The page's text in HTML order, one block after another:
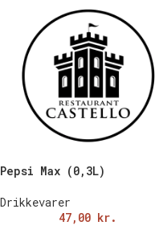
Pepsi Max (0,3L)
Drikkevarer
47,00 kr.